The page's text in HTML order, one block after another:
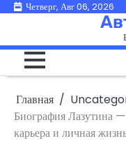
ПерейтиЧетверг, Авг 06, 2026
Главная
Биография Лазутина
карьера и личная